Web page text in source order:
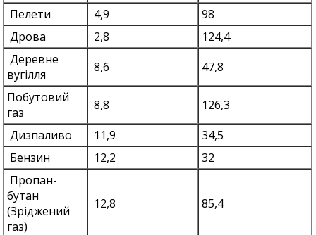
Пелети
4,9
98
Дрова
2,8
124,4
Деревне
вугілля
8,6
47,8
Побутовий
газ
8,8
126,3
Дизпаливо
11,9
34,5
Бензин
12,2
32
Пропан-
бутан
(Зріджений
газ)
12,8 85,4